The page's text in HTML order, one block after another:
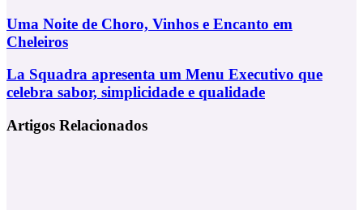
Via
Email
Uma
Noite
de
Vinhos
e
em
Cheleiros
Uma Noite de Choro, Vinhos e Encanto em
Cheleiros
La
Squadra
apresenta
Menu
La Squadra apresenta um Menu Executivo que
celebra sabor, simplicidade e qualidade
Artigos Relacionados